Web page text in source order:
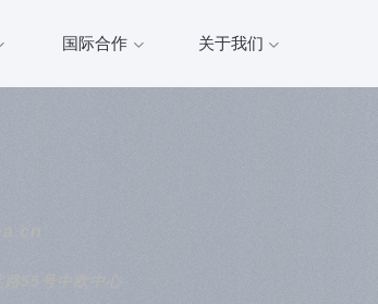
国际合作 关于我们